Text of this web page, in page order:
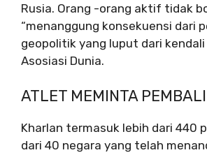
Rusia. Orang -orang aktif tidak
“menanggung konsekuensi dari
geopolitik yang luput dari kendali
Asosiasi Dunia.
ATLET MEMINTA
Kharlan termasuk lebih dari 440
dari 40 negara yang telah